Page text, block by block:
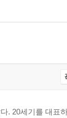
. 20세기를 대표